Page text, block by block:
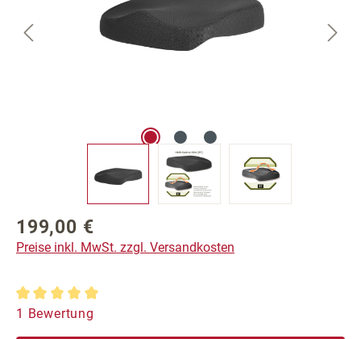
Regulärer Preis:
199,00 €
Preise inkl. MwSt. zzgl. Versandkosten
Durchschnittliche Bewertung von 5 von 5 Sternen
1 Bewertung